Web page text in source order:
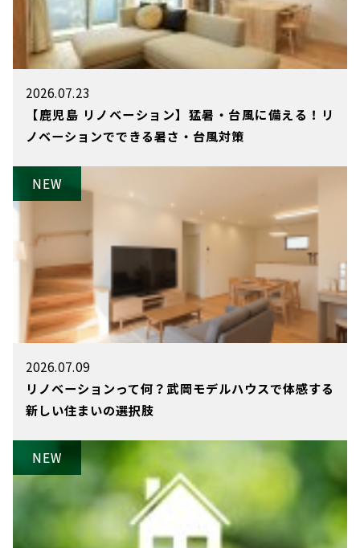
2026.07.23
【鹿児島 リノベーション】猛暑・台風に備える！リ
ノベーションでできる暑さ・台風対策
2026.07.09
リノベーションって何？武岡モデルハウスで体感する
新しい住まいの選択肢